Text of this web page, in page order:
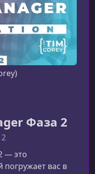
Фаза 2
— это
погружает вас в